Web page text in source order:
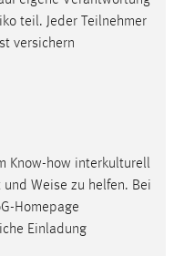
teil. Jeder Teilnehmer
versichern
Know-how interkulturell
und Weise zu helfen. Bei
Homepage
Einladung